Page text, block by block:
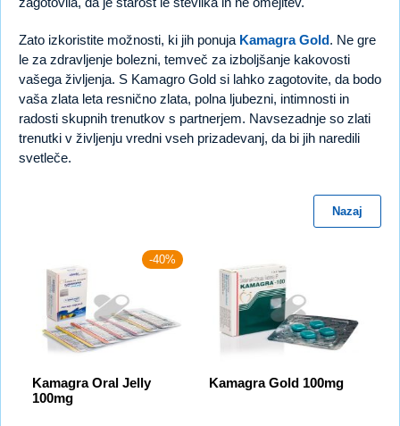
Zato izkoristite možnosti, ki jih ponuja Kamagra Gold. Ne gre
le za zdravljenje bolezni, temveč za izboljšanje kakovosti
vašega življenja. S Kamagro Gold si lahko zagotovite, da bodo
vaša zlata leta resnično zlata, polna ljubezni, intimnosti in
radosti skupnih trenutkov s partnerjem. Navsezadnje so zlati
trenutki v življenju vredni vseh prizadevanj, da bi jih naredili
svetleče.
Nazaj
-40%
Kamagra Oral Jelly
100mg
Kamagra Gold 100mg